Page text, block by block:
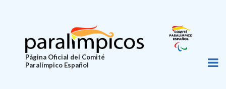
principal
Página Oficial del Comité
Paralímpico Español